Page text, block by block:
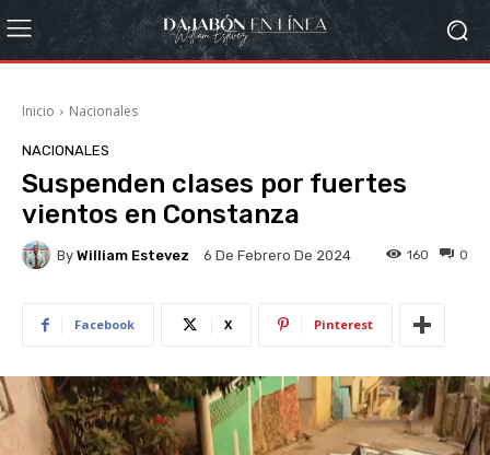
Inicio Nacionales
NACIONALES
Suspenden clases por fuertes
vientos en Constanza
By William Estevez 6 De Febrero De 2024 0
160
Facebook X Pinterest